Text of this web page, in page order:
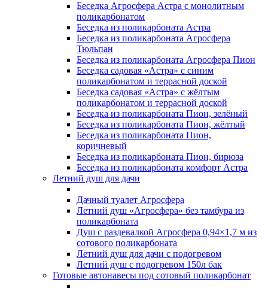
Беседка Агросфера Астра с монолитным
поликарбонатом
Беседка из поликарбоната Астра
Беседка из поликарбоната Агросфера
Тюльпан
Беседка из поликарбоната Агросфера Пион
Беседка садовая «Астра» с синим
поликарбонатом и террасной доской
Беседка садовая «Астра» с жёлтым
поликарбонатом и террасной доской
Беседка из поликарбоната Пион, зелёный
Беседка из поликарбоната Пион, жёлтый
Беседка из поликарбоната Пион,
коричневый
Беседка из поликарбоната Пион, бирюза
Беседка из поликарбоната комфорт Астра
Летний душ для дачи
Дачный туалет Агросфера
Летний душ «Агросфера» без тамбура из
поликарбоната
Душ с раздевалкой Агросфера 0,94×1,7 м из
сотового поликарбоната
Летний душ для дачи с подогревом
Летний душ с подогревом 150л бак
Готовые автонавесы под сотовый поликарбонат